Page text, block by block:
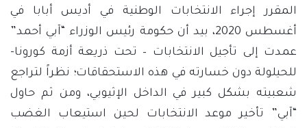
المقرر إجراء الانتخابات الوطنية في أديس أبابا في
أغسطس 2020، بيد أن حكومة رئيس الوزراء “آبي أحمد”
عمدت إلى تأجيل الانتخابات – تحت ذريعة أزمة كورونا-
للحيلولة دون خسارته في هذه الاستحقاقات؛ نظراً لتراجع
شعبيته بشكل كبير في الداخل الإثيوبي، ومن ثم حاول
“آبي” تأخير موعد الانتخابات لحين استيعاب الغضب